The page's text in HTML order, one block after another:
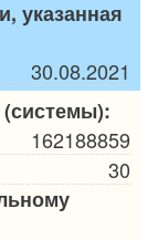
указанная
30.08.2021
(системы):
162188859
30